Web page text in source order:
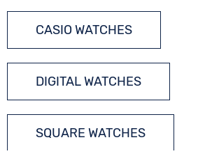
CASIO WATCHES
DIGITAL WATCHES
SQUARE WATCHES